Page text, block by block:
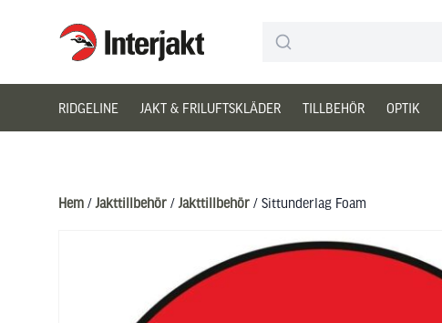
Interjakt SE
RIDGELINE JAKT & FRILUFTSKLÄDER TILLBEHÖR OPTIK
Hem / Jakttillbehör / Jakttillbehör / Sittunderlag Foam